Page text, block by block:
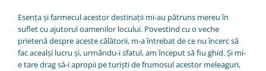
Esența și farmecul acestor destinații mi-au pătruns mereu în
suflet cu ajutorul oamenilor locului. Povestind cu o veche
prietenă despre aceste călătorii, m-a întrebat de ce nu încerc să
fac acealși lucru și, urmându-i sfatul, am început să fiu ghid. Și mi-
e tare drag să-i apropii pe turiști de frumosul acestor meleaguri,